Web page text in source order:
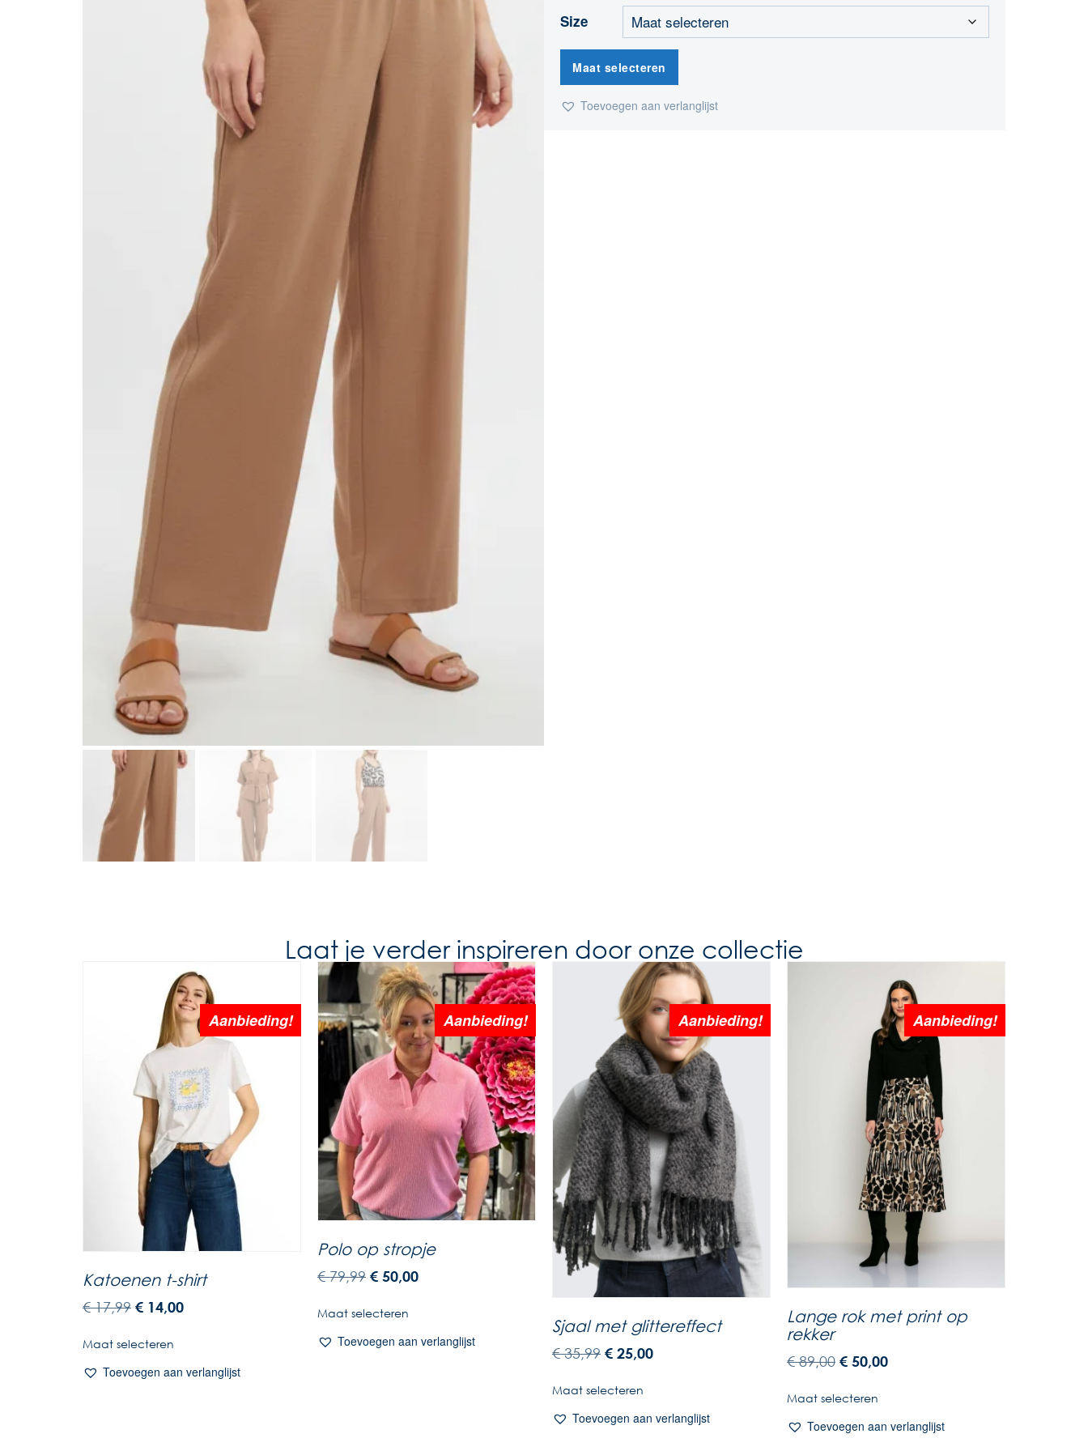
Size
Maat selecteren
Toevoegen aan verlanglijst
Laat je verder inspireren door onze collectie
Aanbieding!
Katoenen t-shirt
€17,99 € 14,00
Maat selecteren
Toevoegen aan verlanglijst
Aanbieding!
Polo op stropje
€79,99 € 50,00
Maat selecteren
Toevoegen aan verlanglijst
Aanbieding!
Sjaal met glittereffect
€35,99 € 25,00
Maat selecteren
Toevoegen aan verlanglijst
Aanbieding!
Lange rok met print op
rekker
€89,00 € 50,00
Maat selecteren
Toevoegen aan verlanglijst